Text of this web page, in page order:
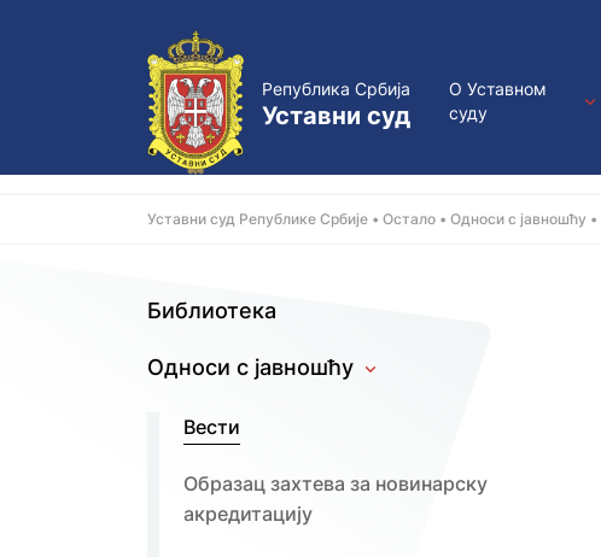
Република Србија
Уставни суд
О Уставном
суду
Уставни суд Републике Србије Остало Односи с јавношћу
Библиотека
Односи с јавношћу
Вести
Образац захтева за новинарску
акредитацију